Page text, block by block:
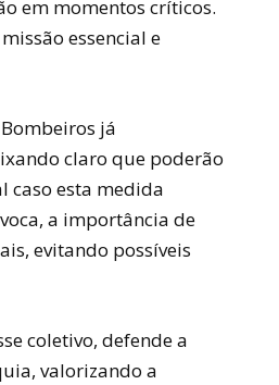
em momentos críticos.
essencial e
já
claro que poderão
caso esta medida
a importância de
evitando possíveis
coletivo, defende a
valorizando a